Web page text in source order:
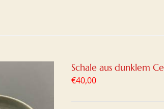
Schale aus dunklem
€40,00